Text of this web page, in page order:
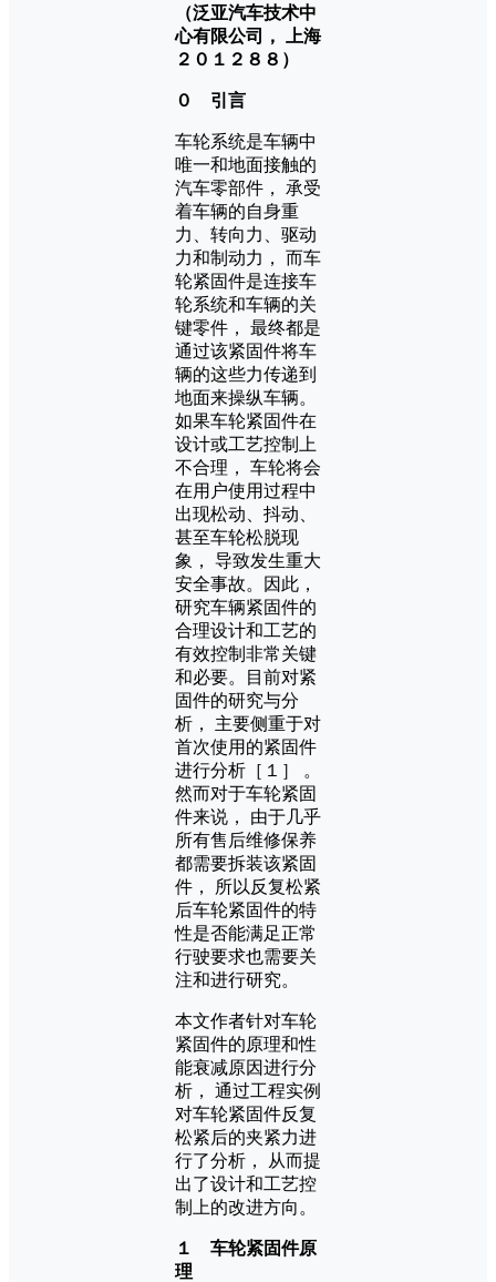
（泛亚汽车技术中
心有限公司， 上海
２０１２８８）
０ 引言
车轮系统是车辆中
唯一和地面接触的
汽车零部件， 承受
着车辆的自身重
力、转向力、驱动
力和制动力， 而车
轮紧固件是连接车
轮系统和车辆的关
键零件， 最终都是
通过该紧固件将车
辆的这些力传递到
地面来操纵车辆。
如果车轮紧固件在
设计或工艺控制上
不合理， 车轮将会
在用户使用过程中
出现松动、抖动、
甚至车轮松脱现
象， 导致发生重大
安全事故。因此，
研究车辆紧固件的
合理设计和工艺的
有效控制非常关键
和必要。目前对紧
固件的研究与分
析， 主要侧重于对
首次使用的紧固件
进行分析［１］ 。
然而对于车轮紧固
件来说， 由于几乎
所有售后维修保养
都需要拆装该紧固
件， 所以反复松紧
后车轮紧固件的特
性是否能满足正常
行驶要求也需要关
注和进行研究。
本文作者针对车轮
紧固件的原理和性
能衰减原因进行分
析， 通过工程实例
对车轮紧固件反复
松紧后的夹紧力进
行了分析， 从而提
出了设计和工艺控
制上的改进方向。
１ 车轮紧固件原
理